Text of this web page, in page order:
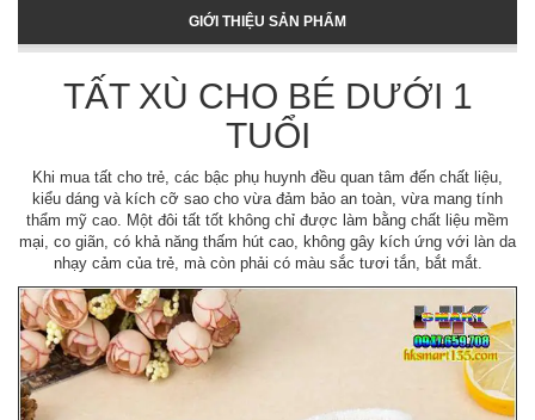
GIỚI THIỆU SẢN PHẨM
TẤT XÙ CHO BÉ DƯỚI 1
TUỔI
Khi mua tất cho trẻ, các bậc phụ huynh đều quan tâm đến chất liệu,
kiểu dáng và kích cỡ sao cho vừa đảm bảo an toàn, vừa mang tính
thẩm mỹ cao. Một đôi tất tốt không chỉ được làm bằng chất liệu mềm
mại, co giãn, có khả năng thấm hút cao, không gây kích ứng với làn da
nhạy cảm của trẻ, mà còn phải có màu sắc tươi tắn, bắt mắt.